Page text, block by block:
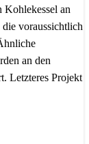
Kohlekessel an
voraussichtlich
an den
Letzteres Projekt